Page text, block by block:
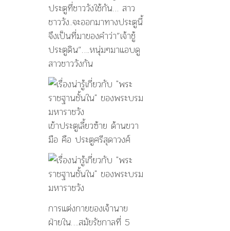
ประตูที่ชาววังใช้กัน… สาว
ชาววัง..จะออกมาทางประตูนี้
จึงเป็นที่มาของคำว่า”เจ้าชู้
ประตูดิน”….หนุ่มๆมาแอบดู
สาวชาววังกัน
เข้าประตูเลี้ยวซ้าย ด้านขวา
มือ คือ ประตูศรีสุดาวงศ์
การแต่งกายของเจ้านาย
ฝ่ายใน….สมัยรัชกาลที่ 5